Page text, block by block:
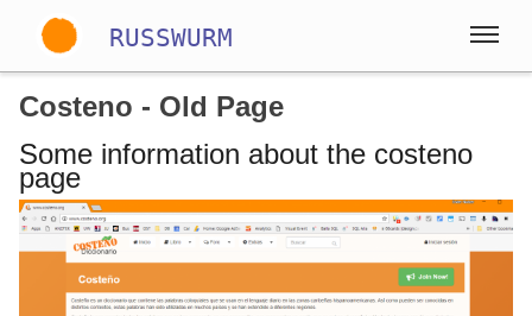
RUSSWURM
Gallery
English
Costeno - Old Page
Some information about the costeno
page